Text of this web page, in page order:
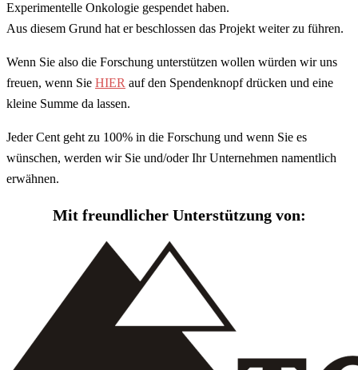
Experimentelle Onkologie gespendet haben.
Aus diesem Grund hat er beschlossen das Projekt weiter zu führen.
Wenn Sie also die Forschung unterstützen wollen würden wir uns
freuen, wenn Sie HIER auf den Spendenknopf drücken und eine
kleine Summe da lassen.
Jeder Cent geht zu 100% in die Forschung und wenn Sie es
wünschen, werden wir Sie und/oder Ihr Unternehmen namentlich
erwähnen.
Mit freundlicher Unterstützung von: